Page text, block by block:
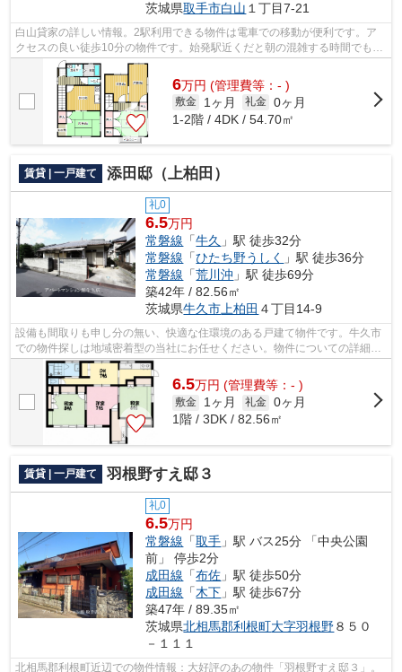
茨城県取手市白山 １丁目7-21
白山貸家の詳しい情報。2駅利用できる物件は電車での移動が便利です。ア
クセスの良い徒歩10分の物件です。始発駅近くだと朝の混雑する時間でも電
車に座りやすいです。物件選びの際は条...
6万円 (管理費等：- )
敷金 1ヶ月 礼金 0ヶ月
1-2階 / 4DK / 54.70㎡
賃貸 | 一戸建て 添田邸（上柏田）
礼0
6.5万円
常磐線 「牛久 」駅 徒歩32分
常磐線 「ひたち野うしく
」駅 徒歩36分
常磐線 「荒川沖 」駅 徒歩69分
築42年 / 82.56㎡
茨城県牛久市 上柏田 ４丁目14-9
設備も間取りも申し分の無い、快適な住環境のある戸建て物件です。牛久市
での物件探しは地域密着型の当社にお任せください。物件についての詳細は
アパートマンション館 牛久店の物件...
6.5万円 (管理費等：- )
敷金 1ヶ月 礼金 0ヶ月
1階 / 3DK / 82.56㎡
賃貸 | 一戸建て 羽根野すえ邸３
礼0
6.5万円
常磐線 「取手 」駅 バス25分 「中央公園
前」 停歩2分
成田線 「布佐 」駅 徒歩50分
成田線 「木下 」駅 徒歩67分
築47年 / 89.35㎡
茨城県北相馬郡利根町大字羽根野８５０
－１１１
北相馬郡利根町近辺での物件情報：大好評のあの物件「羽根野すえ邸３」。